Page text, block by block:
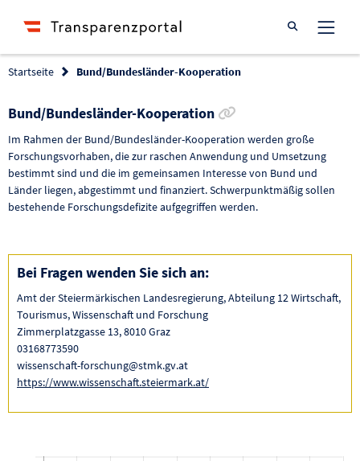
Suche öffnen
Startseite Bund/Bundesländer-Kooperation
Bund/Bundesländer-Kooperation
Im Rahmen der Bund/Bundesländer-Kooperation werden große
Forschungsvorhaben, die zur raschen Anwendung und Umsetzung
bestimmt sind und die im gemeinsamen Interesse von Bund und
Länder liegen, abgestimmt und finanziert. Schwerpunktmäßig sollen
bestehende Forschungsdefizite aufgegriffen werden.
Bei Fragen wenden Sie sich an:
Amt der Steiermärkischen Landesregierung, Abteilung 12 Wirtschaft,
Tourismus, Wissenschaft und Forschung
Zimmerplatzgasse 13, 8010 Graz
03168773590
wissenschaft-forschung@stmk.gv.at
https://www.wissenschaft.steiermark.at/